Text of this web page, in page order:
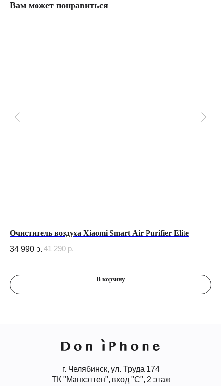
Вам может понравиться
Очиститель воздуха Xiaomi Smart Air Purifier Elite
34 990 р. 41 290 р.
В корзину
г. Челябинск, ул. Труда 174
ТК "Манхэттен", вход "С", 2 этаж